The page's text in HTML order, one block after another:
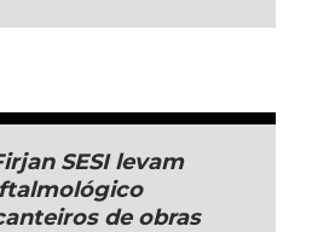
SESI levam
de obras